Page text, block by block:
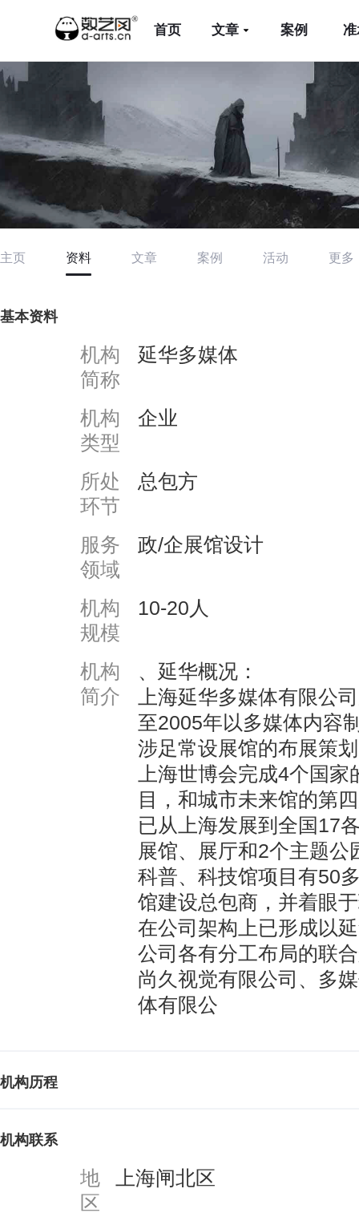
首页 文章 案例
主页 资料 文章 案例 活动 更多
基本资料
机构
简称
延华多媒体
机构
类型
企业
所处
环节
总包方
服务
领域
政/企展馆设计
机构
规模
10-20人
机构
简介
、延华概况：
上海延华多媒体有限公
至2005年以多媒体内容
涉足常设展馆的布展策
上海世博会完成4个国
目，和城市未来馆的第
已从上海发展到全国17
展馆、展厅和2个主题
科普、科技馆项目有50
馆建设总包商，并着眼
在公司架构上已形成以
公司各有分工布局的联
尚久视觉有限公司、多
体有限公
机构历程
机构联系
地
区
上海闸北区